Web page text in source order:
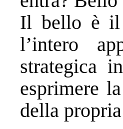
Il bello è il
l’intero
strategica
esprimere
della